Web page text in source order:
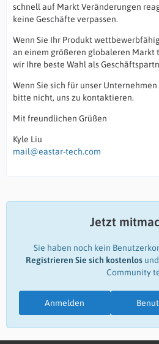
schnell auf Markt Veränderungen
keine Geschäfte verpassen.
Wenn Sie Ihr Produkt
an einem größeren globaleren Markt
wir Ihre beste Wahl als
Wenn Sie sich für unser
bitte nicht, uns zu kontaktieren.
Mit freundlichen Grüßen
Kyle Liu
mail@eastar-tech.com
Jetzt
Sie haben noch kein
Registrieren Sie sich kostenlosund
Community
Anmelden